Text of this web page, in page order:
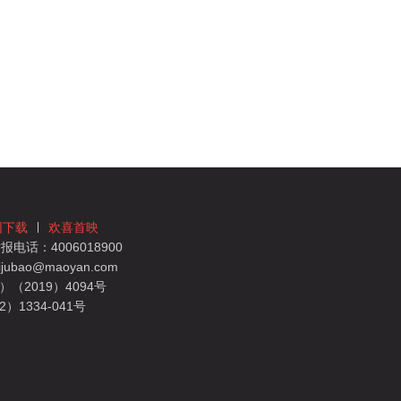
下载
欢喜首映
电话：4006018900
（2019）4094号
）1334-041号